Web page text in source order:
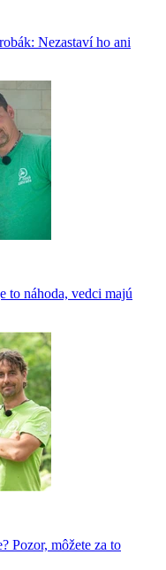
Nezastaví ho ani
to náhoda, vedci majú
Pozor, môžete za to